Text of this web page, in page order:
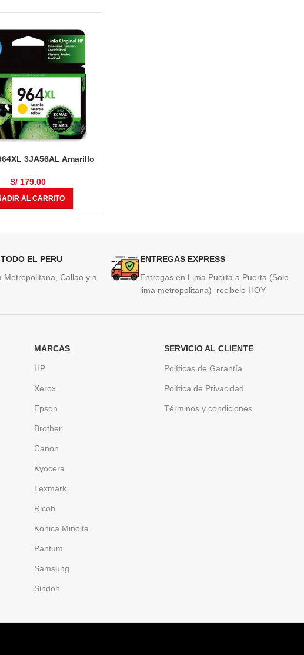
3JA56AL Amarillo
9018, 9020
S/179.00
AL CARRITO
EL PERU
Metropolitana, Callao y a
ENTREGAS EXPRESS
Entregas en Lima Puerta a Puerta (Solo
lima metropolitana) recibelo HOY
MARCAS
HP
Xerox
Epson
Brother
Canon
Kyocera
Lexmark
Ricoh
Konica Minolta
Pantum
Samsung
Sindoh
SERVICIO AL CLIENTE
Políticas de Garantía
Política de Privacidad
Términos y condiciones